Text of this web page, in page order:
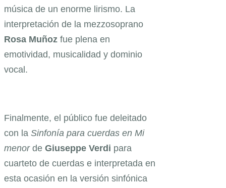
música de un enorme lirismo. La
interpretación de la mezzosoprano
Rosa Muñoz fue plena en
emotividad, musicalidad y dominio
vocal.
Finalmente, el público fue deleitado
con la Sinfonía para cuerdas en Mi
menorde Giuseppe Verdi para
cuarteto de cuerdas e interpretada en
esta ocasión en la versión sinfónica